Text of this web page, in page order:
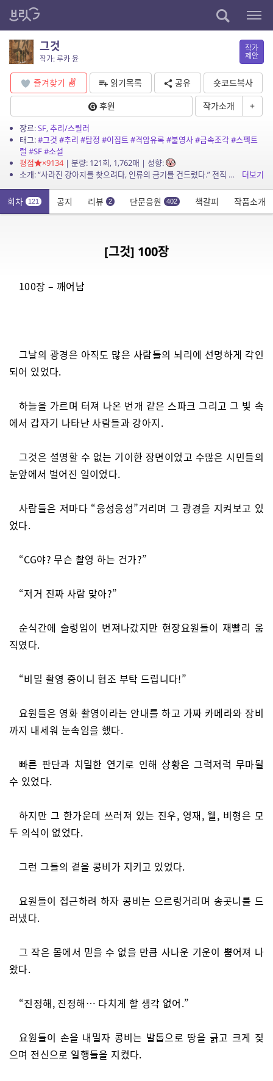
그것
작가: 루카 윤
작가
제안
즐겨찾기 읽기목록 공유
숏코드복사
후원
작가소개 +
장르:SF,추리/스릴러
태그:#그것 #추리 #탐정 #이집트#격암유록#불영사#금속조각#스펙트
럴 #SF#소설
평점
×9134| 분량: 121회, 1,762매 | 성향:
소개: “사라진 강아지를 찾으려다, 인류의 금기를 건드렸다.” 전직 형사 하진우는 실종된 웰시코기 ‘콩비’를 수색하던 중, 낙산공원에서 기이한 탄흔과 함께 정체불명의...
더보기
회차 121 공지 리뷰 2 단문응원 402 책갈피 작품소개
[그것] 100장
100장 – 깨어남
그날의 광경은 아직도 많은 사람들의 뇌리에 선명하게 각인
되어 있었다.
하늘을 가르며 터져 나온 번개 같은 스파크 그리고 그 빛 속
에서 갑자기 나타난 사람들과 강아지.
그것은 설명할 수 없는 기이한 장면이었고 수많은 시민들의
눈앞에서 벌어진 일이었다.
사람들은 저마다 “웅성웅성”거리며 그 광경을 지켜보고 있
었다.
“CG야? 무슨 촬영 하는 건가?”
“저거 진짜 사람 맞아?”
순식간에 술렁임이 번져나갔지만 현장요원들이 재빨리 움
직였다.
“비밀 촬영 중이니 협조 부탁 드립니다!”
요원들은 영화 촬영이라는 안내를 하고 가짜 카메라와 장비
까지 내세워 눈속임을 했다.
빠른 판단과 치밀한 연기로 인해 상황은 그럭저럭 무마될
수 있었다.
하지만 그 한가운데 쓰러져 있는 진우, 영재, 웰, 비형은 모
두 의식이 없었다.
그런 그들의 곁을 콩비가 지키고 있었다.
요원들이 접근하려 하자 콩비는 으르렁거리며 송곳니를 드
러냈다.
그 작은 몸에서 믿을 수 없을 만큼 사나운 기운이 뿜어져 나
왔다.
“진정해, 진정해… 다치게 할 생각 없어.”
요원들이 손을 내밀자 콩비는 발톱으로 땅을 긁고 크게 짖
으며 전신으로 일행들을 지켰다.